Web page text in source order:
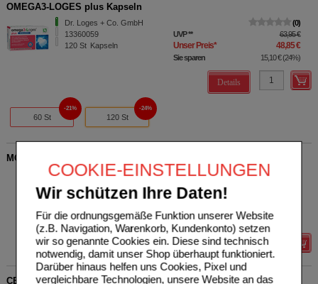
COOKIE-EINSTELLUNGEN
Wir schützen Ihre Daten!
Für die ordnungsgemäße Funktion unserer Website
(z.B. Navigation, Warenkorb, Kundenkonto) setzen
wir so genannte Cookies ein. Diese sind technisch
notwendig, damit unser Shop überhaupt funktioniert.
Darüber hinaus helfen uns Cookies, Pixel und
vergleichbare Technologien, unsere Website an das
OMEGA3-LOGES plus Kapseln
Dr. Loges + Co. GmbH
13360059
120 St Kapseln
0
UVP** 63,95 €
Unser Preis* 48,85 €
Sie sparen 15,10 €(24%)
Details
60 St
21%
120 St
24%
MÖLLER'S Omega-3 Kids Fruchtgeschmack Öl
Kyberg Pharma Vertriebs
GmbH
15638429
UVP
Unser Preis*
Grundpreis
63,40 €
Details
CENTROVISION Makula Omega-3 Kapseln